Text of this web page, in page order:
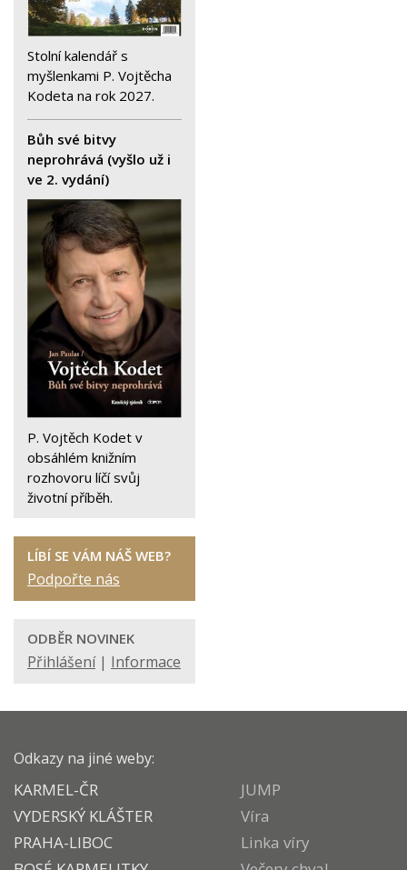
Stolní kalendář s
myšlenkami P. Vojtěcha
Kodeta na rok 2027.
Bůh své bitvy
neprohrává (vyšlo už i
ve 2. vydání)
P. Vojtěch Kodet v
obsáhlém knižním
rozhovoru líčí svůj
životní příběh.
LÍBÍ SE VÁM NÁŠ WEB?
Podpořte nás
ODBĚR NOVINEK
Přihlášení| Informace
Odkazy na jiné weby:
KARMEL-ČR
VYDERSKÝ KLÁŠTER
PRAHA-LIBOC
JUMP
Víra
Linka víry